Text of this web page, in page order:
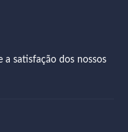
a satisfação dos nossos